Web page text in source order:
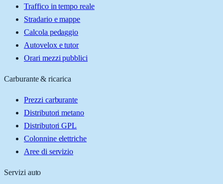
Traffico in tempo reale
Stradario e mappe
Calcola pedaggio
Autovelox e tutor
Orari mezzi pubblici
Carburante & ricarica
Prezzi carburante
Distributori metano
Distributori GPL
Colonnine elettriche
Aree di servizio
Servizi auto